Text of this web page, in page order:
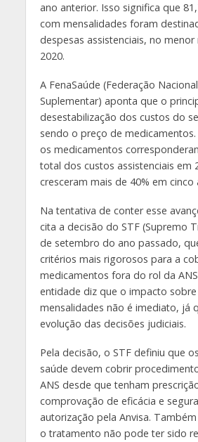
ano anterior. Isso significa que
com mensalidades foram
despesas assistenciais, no menor
2020.
A FenaSaúde (Federação
Suplementar) aponta que o
desestabilização dos custos do
sendo o preço de medicamentos.
os medicamentos
total dos custos assistenciais em
cresceram mais de 40% em cinco
Na tentativa de conter esse
cita a decisão do STF (Supremo
de setembro do ano passado,
critérios mais rigorosos para a
medicamentos fora do rol da
entidade diz que o impacto sobre
mensalidades não é imediato, já
evolução das decisões judiciais.
Pela decisão, o STF definiu que
saúde devem cobrir
ANS desde que tenham
comprovação de eficácia e
autorização pela Anvisa.
o tratamento não pode ter sido